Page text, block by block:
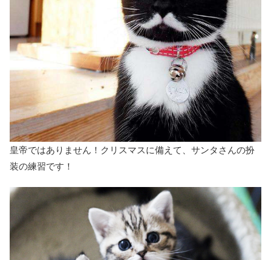
皇帝ではありません！クリスマスに備えて、サンタさんの扮
装の練習です！